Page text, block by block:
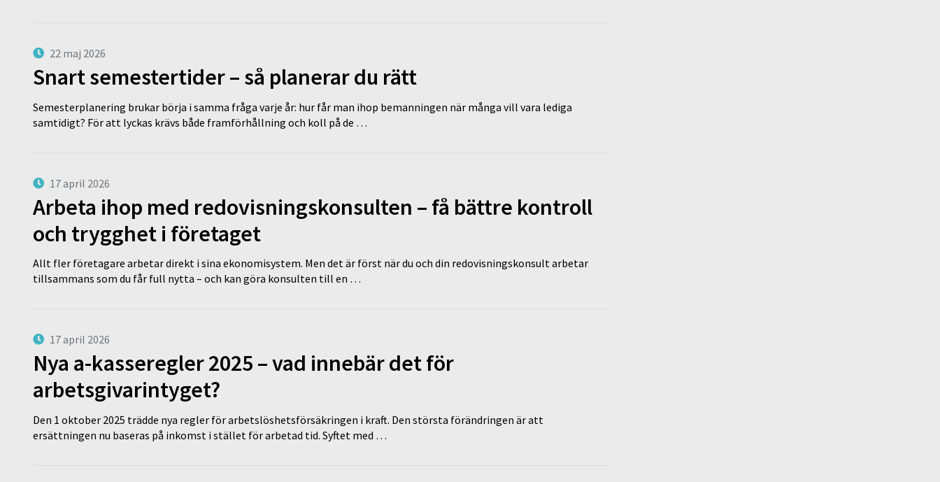
22 maj 2026
Snart semestertider – så planerar du rätt
Semesterplanering brukar börja i samma fråga varje år: hur får man ihop bemanningen när många vill vara lediga
samtidigt? För att lyckas krävs både framförhållning och koll på de …
17 april 2026
Arbeta ihop med redovisningskonsulten – få bättre kontroll
och trygghet i företaget
Allt fler företagare arbetar direkt i sina ekonomisystem. Men det är först när du och din redovisningskonsult arbetar
tillsammans som du får full nytta – och kan göra konsulten till en …
17 april 2026
Nya a-kasseregler 2025 – vad innebär det för
arbetsgivarintyget?
Den 1 oktober 2025 trädde nya regler för arbetslöshetsförsäkringen i kraft. Den största förändringen är att
ersättningen nu baseras på inkomst i stället för arbetad tid. Syftet med …